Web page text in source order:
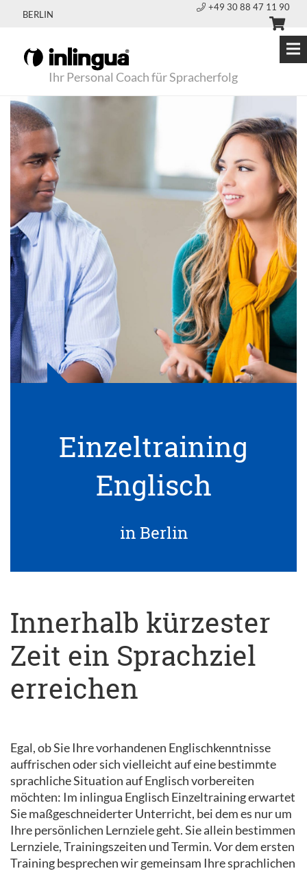
BERLIN
+49 30 88 47 11 90
Ihr Personal Coach für Spracherfolg
Einzeltraining
Englisch
in Berlin
Innerhalb kürzester
Zeit ein Sprachziel
erreichen
Egal, ob Sie Ihre vorhandenen Englischkenntnisse
auffrischen oder sich vielleicht auf eine bestimmte
sprachliche Situation auf Englisch vorbereiten
möchten: Im inlingua Englisch Einzeltraining erwartet
Sie maßgeschneiderter Unterricht, bei dem es nur um
Ihre persönlichen Lernziele geht. Sie allein bestimmen
Lernziele, Trainingszeiten und Termin. Vor dem ersten
Training besprechen wir gemeinsam Ihre sprachlichen